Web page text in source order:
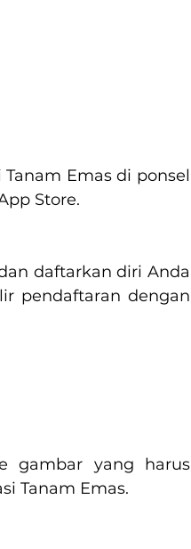
Emas di ponsel
Store.
daftarkan diri Anda
pendaftaran dengan
gambar yang harus
Tanam Emas.